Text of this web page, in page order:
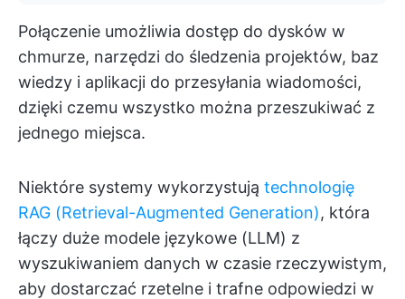
Połączenie umożliwia dostęp do dysków w
chmurze, narzędzi do śledzenia projektów, baz
wiedzy i aplikacji do przesyłania wiadomości,
dzięki czemu wszystko można przeszukiwać z
jednego miejsca.
Niektóre systemy wykorzystują technologię
RAG (Retrieval-Augmented Generation), która
łączy duże modele językowe (LLM) z
wyszukiwaniem danych w czasie rzeczywistym,
aby dostarczać rzetelne i trafne odpowiedzi w